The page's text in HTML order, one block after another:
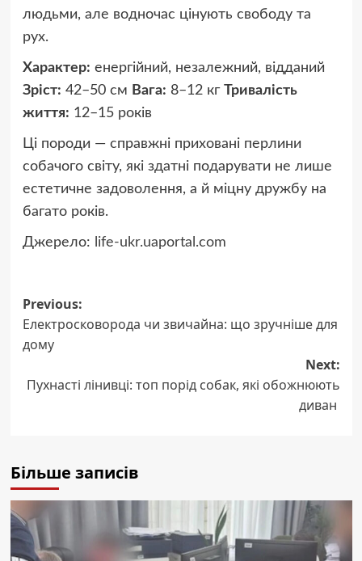
людьми, але водночас цінують свободу та
рух.
Характер: енергійний, незалежний, відданий
Зріст: 42–50 см Вага: 8–12 кг Тривалість
життя: 12–15 років
Ці породи — справжні приховані перлини
собачого світу, які здатні подарувати не лише
естетичне задоволення, а й міцну дружбу на
багато років.
Джерело: life-ukr.uaportal.com
Post
navigation
Previous:
Електросковорода чи звичайна: що зручніше для
дому
Next:
Пухнасті лінивці: топ порід собак, які обожнюють
диван
Більше записів